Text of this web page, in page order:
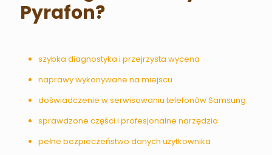
Pyrafon?
szybka diagnostyka i przejrzysta wycena
naprawy wykonywane na miejscu
doświadczenie w serwisowaniu telefonów Samsung
sprawdzone części i profesjonalne narzędzia
pełne bezpieczeństwo danych użytkownika